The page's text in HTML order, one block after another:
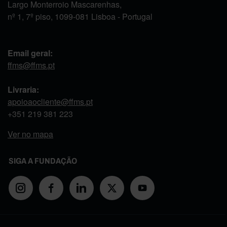
Largo Monterroio Mascarenhas,
nº 1, 7º piso, 1099-081 Lisboa - Portugal
Email geral:
ffms@ffms.pt
Livraria:
apoioaocliente@ffms.pt
+351 219 381 223
Ver no mapa
SIGA A FUNDAÇÃO